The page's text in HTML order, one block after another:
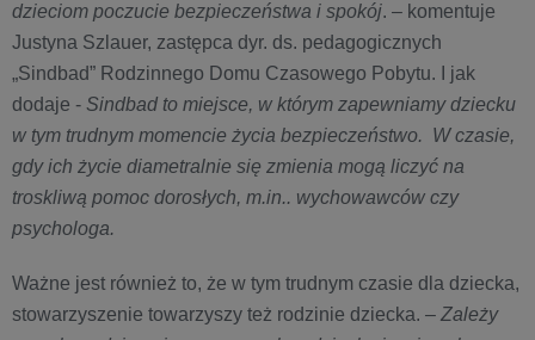
dzieciom poczucie bezpieczeństwa i spokój. – komentuje
Justyna Szlauer, zastępca dyr. ds. pedagogicznych
„Sindbad” Rodzinnego Domu Czasowego Pobytu. I jak
dodaje - Sindbad to miejsce, w którym zapewniamy dziecku
w tym trudnym momencie życia bezpieczeństwo. W czasie,
gdy ich życie diametralnie się zmienia mogą liczyć na
troskliwą pomoc dorosłych, m.in.. wychowawców czy
psychologa.
Ważne jest również to, że w tym trudnym czasie dla dziecka,
stowarzyszenie towarzyszy też rodzinie dziecka. – Zależy